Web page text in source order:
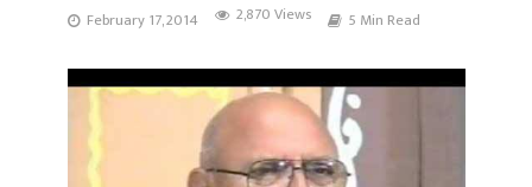
February 17, 2014 2,870 Views 5 Min Read